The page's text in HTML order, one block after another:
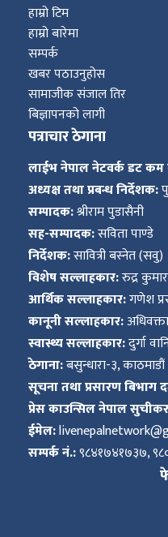
हाम्रो टिम
हाम्रो बारेमा
सम्पर्क
खबर पठाउनुहोस
सामाजीक संजाल तिर
बिज्ञापनको लागी
पत्राचार ठेगाना
लाईभ नेपाल नेटवर्क डट कम
अध्यक्ष तथा प्रबन्ध निर्देशक:
सम्पादक:श्रीराम पुडासैनी
सह-सम्पादक:सविता पाण्डे
निर्देशक:सावित्री बस्नेत (सवु)
विशेष सल्लाहकार:रुद्र
आर्थिक सल्लाहकार:गणेश
कानूनी सल्लाहकार:
स्वास्थ्य सल्लाहकार:दुर्गा
ठेगाना:बसुन्धारा-३, काठमाडौं
सूचना तथा प्रसारण बिभाग
प्रेस काउन्सिल नेपाल
ईमेल:
सम्पर्क नं.:९८४१७४१७३७,